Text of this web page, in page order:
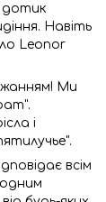
дотик
Навіть
Leonor
Ми
і
всім